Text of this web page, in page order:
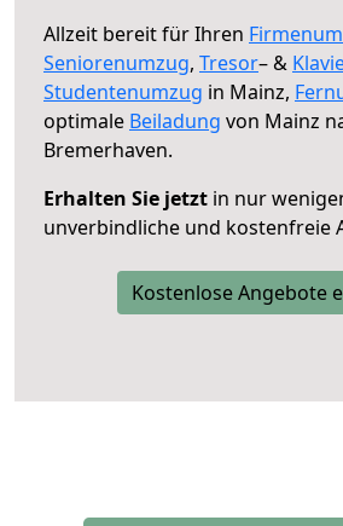
Allzeit bereit für Ihren
Seniorenumzug, Tresor– &
Studentenumzug in Mainz,
optimale Beiladung von Mainz
Bremerhaven.
Erhalten Sie jetzt in nur
unverbindliche und kostenfreie
Kostenlose Angebote